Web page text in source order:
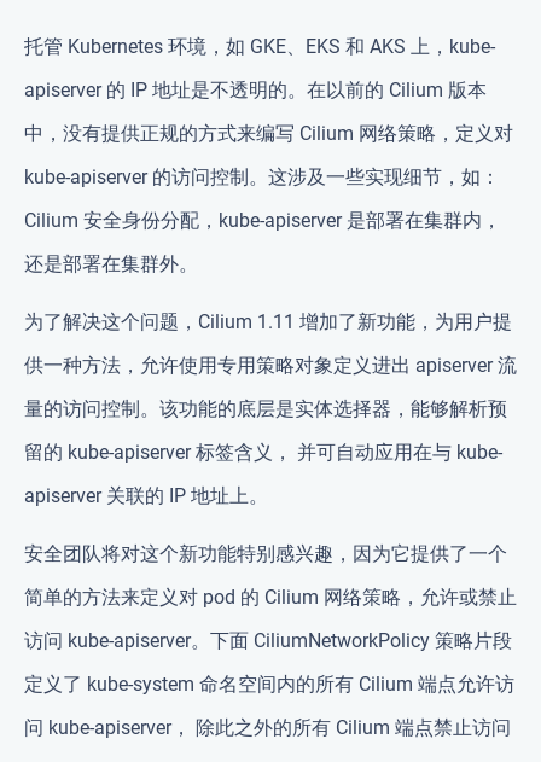
托管 Kubernetes 环境，如 GKE、EKS 和 AKS 上，kube-
apiserver 的 IP 地址是不透明的。在以前的 Cilium 版本
中，没有提供正规的方式来编写 Cilium 网络策略，定义对
kube-apiserver 的访问控制。这涉及一些实现细节，如：
Cilium 安全身份分配，kube-apiserver 是部署在集群内，
还是部署在集群外。
为了解决这个问题，Cilium 1.11 增加了新功能，为用户提
供一种方法，允许使用专用策略对象定义进出 apiserver 流
量的访问控制。该功能的底层是实体选择器，能够解析预
留的 kube-apiserver 标签含义， 并可自动应用在与 kube-
apiserver 关联的 IP 地址上。
安全团队将对这个新功能特别感兴趣，因为它提供了一个
简单的方法来定义对 pod 的 Cilium 网络策略，允许或禁止
访问 kube-apiserver。下面 CiliumNetworkPolicy 策略片段
定义了 kube-system 命名空间内的所有 Cilium 端点允许访
问 kube-apiserver， 除此之外的所有 Cilium 端点禁止访问